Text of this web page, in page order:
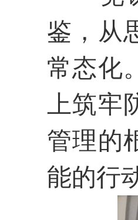
鉴，从
常态化
上筑
管理的
能的行